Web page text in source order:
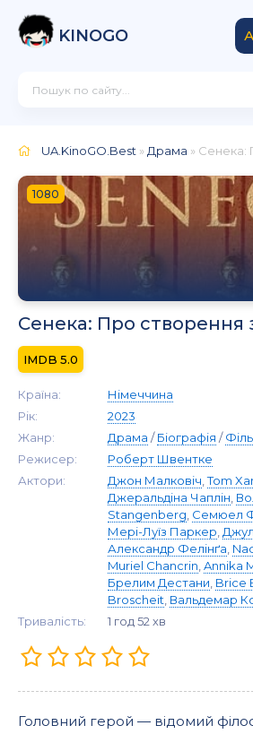
KINOGO
UA.KinoGO.Best » Драма » Сенека:
1080
Сенека: Про створення
5.0
Країна:
Німеччина
Рік:
2023
Жанр:
Драма /Біографія /
Режисер:
Роберт Швентке
Актори:
Джон Малковіч ,Tom
Джеральдіна Чаплін
Stangenberg Семюел
Мері-Луїз Паркер
Александр Фелінґа
Muriel Chancrin Annika
Брелим Дестани Brice
Broscheit Вальдемар
Тривалість:
1 год 52 хв
Головний герой — відомий